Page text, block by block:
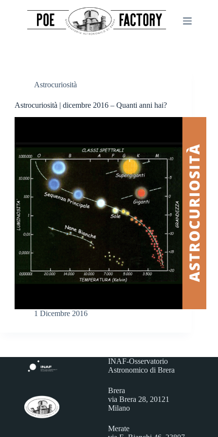
Astrocuriosità
Astrocuriosità | dicembre 2016 – Quanti anni hai?
1 Dicembre 2016
INAF-Osservatorio
Astronomico di Brera
Brera
via Brera 28, 20121
Milano
Merate